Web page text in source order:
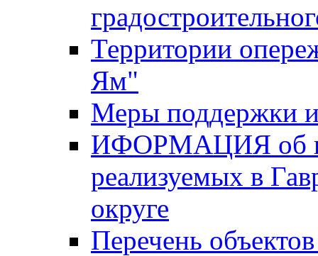
Территории
Ям"
Меры поддержки
ИФОРМАЦИЯ об
реализуемых в
округе
Перечень